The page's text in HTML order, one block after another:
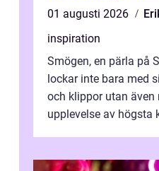
01 augusti 2026
inspiration
Smögen, en pärla på
lockar inte bara med
och klippor utan även
upplevelse av högsta